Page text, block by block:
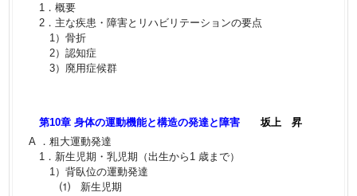
1．概要
2．主な疾患・障害とリハビリテーションの要点
1）骨折
2）認知症
3）廃用症候群
第10章 身体の運動機能と構造の発達と障害
坂上 昇
A ．粗大運動発達
1．新生児期・乳児期（出生から1 歳まで）
1）背臥位の運動発達
⑴ 新生児期